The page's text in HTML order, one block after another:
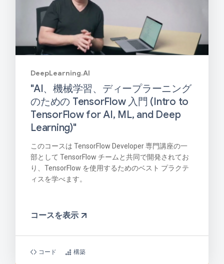
DeepLearning.AI
"AI、機械学習、ディープラーニング
のための TensorFlow 入門 (Intro to
TensorFlow for AI, ML, and Deep
Learning)"
このコースは TensorFlow Developer 専門講座の一
部として TensorFlow チームと共同で開発されてお
り、TensorFlow を使用するためのベスト プラクテ
ィスを学べます。
コースを表示
コード 構築